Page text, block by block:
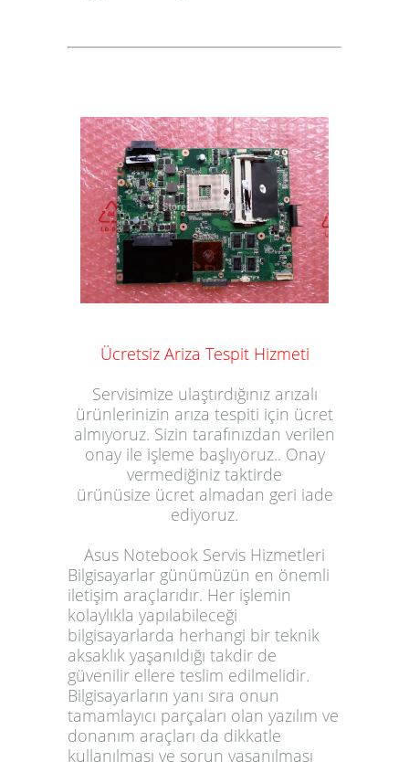
Ücretsiz Ariza Tespit Hizmeti
Servisimize ulaştırdığınız arızalı
ürünlerinizin arıza tespiti için ücret
almıyoruz. Sizin tarafınızdan verilen
onay ile işleme başlıyoruz.. Onay
vermediğiniz taktirde
ürünüsize ücret almadan geri iade
ediyoruz.
Asus Notebook Servis Hizmetleri
Bilgisayarlar günümüzün en önemli
iletişim araçlarıdır. Her işlemin
kolaylıkla yapılabileceği
bilgisayarlarda herhangi bir teknik
aksaklık yaşanıldığı takdir de
güvenilir ellere teslim edilmelidir.
Bilgisayarların yanı sıra onun
tamamlayıcı parçaları olan yazılım ve
donanım araçları da dikkatle
kullanılması ve sorun yaşanılması